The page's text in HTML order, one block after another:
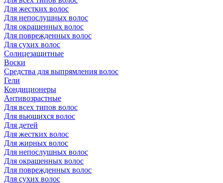
Для жестких волос
Для непослушных волос
Для окрашенных волос
Для поврежденных волос
Для сухих волос
Солнцезащитные
Воски
Средства для выпрямления волос
Гели
Кондиционеры
Антивозрастные
Для всех типов волос
Для вьющихся волос
Для детей
Для жестких волос
Для жирных волос
Для непослушных волос
Для окрашенных волос
Для поврежденных волос
Для сухих волос